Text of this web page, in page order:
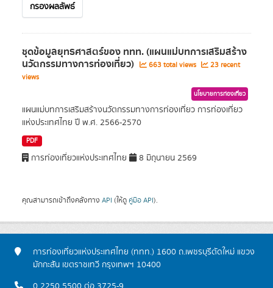
กรองผลลัพธ์
ชุดข้อมูลยุทธศาสตร์ของ ททท. (แผนแม่บทการเสริมสร้าง
นวัตกรรมทางการท่องเที่ยว) 663 total views
23 recent
views
นโยบายการท่องเที่ยว
แผนแม่บทการเสริมสร้างนวัตกรรมทางการท่องเที่ยว การท่องเที่ยว
แห่งประเทศไทย ปี พ.ศ. 2566-2570
PDF
การท่องเที่ยวแห่งประเทศไทย 8 มิถุนายน 2569
คุณสามารถเข้าถึงคลังทาง API (ให้ดู คู่มือ API).
การท่องเที่ยวแห่งประเทศไทย (ททท.) 1600 ถ.เพชรบุรีตัดใหม่ แขวง
มักกะสัน เขตราชเทวี กรุงเทพฯ 10400